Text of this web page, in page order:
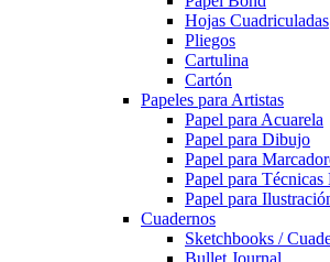
Hojas Cuadriculadas
Pliegos
Cartulina
Cartón
Papeles para Artistas
Papel para Acuarela
Papel para Dibujo
Papel para
Papel para Técnicas
Papel para
Cuadernos
Sketchbooks /
Bullet Journal